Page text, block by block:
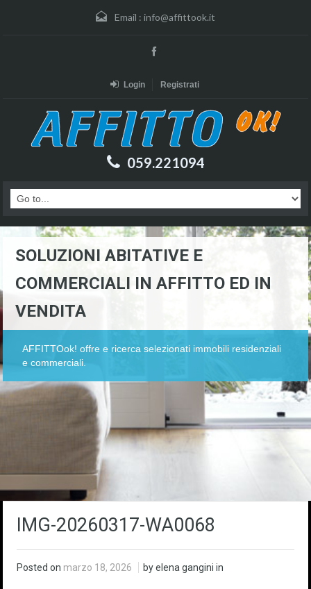
Email : info@affittook.it
Login Registrati
059.221094
SOLUZIONI ABITATIVE E
COMMERCIALI IN AFFITTO ED IN
VENDITA
AFFITTOok! offre e ricerca selezionati immobili residenziali
e commerciali.
IMG-20260317-WA0068
Posted on marzo 18, 2026 by elena gangini in